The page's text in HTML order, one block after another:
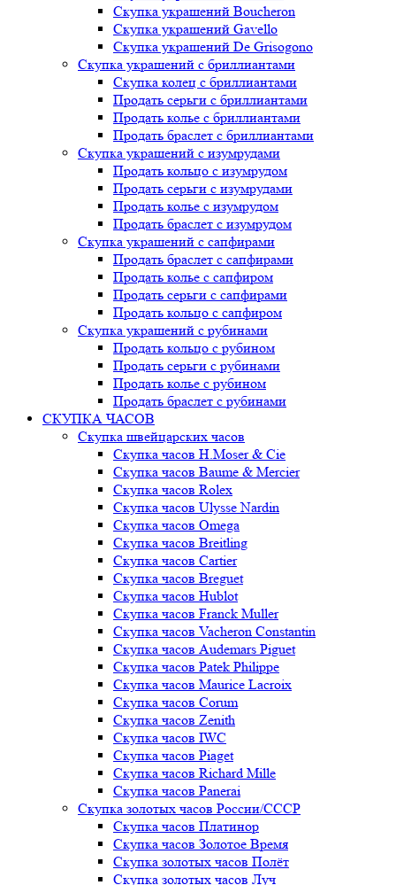
Скупка украшений Boucheron
Скупка украшений Gavello
Скупка украшений De Grisogono
Скупка украшений с бриллиантами
Скупка колец с бриллиантами
Продать серьги с бриллиантами
Продать колье с бриллиантами
Продать браслет с бриллиантами
Скупка украшений с изумрудами
Продать кольцо с изумрудом
Продать серьги с изумрудами
Продать колье с изумрудом
Продать браслет с изумрудом
Скупка украшений с сапфирами
Продать браслет с сапфирами
Продать колье с сапфиром
Продать серьги с сапфирами
Продать кольцо с сапфиром
Скупка украшений с рубинами
Продать кольцо с рубином
Продать серьги с рубинами
Продать колье с рубином
Продать браслет с рубинами
СКУПКА ЧАСОВ
Скупка швейцарских часов
Скупка часов H.Moser & Cie
Скупка часов Baume & Mercier
Скупка часов Rolex
Скупка часов Ulysse Nardin
Скупка часов Omega
Скупка часов Breitling
Скупка часов Cartier
Скупка часов Breguet
Скупка часов Hublot
Скупка часов Franck Muller
Скупка часов Vacheron Constantin
Скупка часов Audemars Piguet
Скупка часов Patek Philippe
Скупка часов Maurice Lacroix
Скупка часов Corum
Скупка часов Zenith
Скупка часов IWC
Скупка часов Piaget
Скупка часов Richard Mille
Скупка часов Panerai
Скупка золотых часов России/СССР
Скупка часов Платинор
Скупка часов Золотое Время
Скупка золотых часов Полёт
Скупка золотых часов Луч